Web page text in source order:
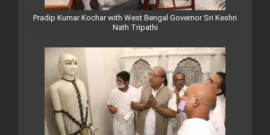
Pradip Kumar Kochar with West Bengal Governor Sri Keshri
Nath Tripathi